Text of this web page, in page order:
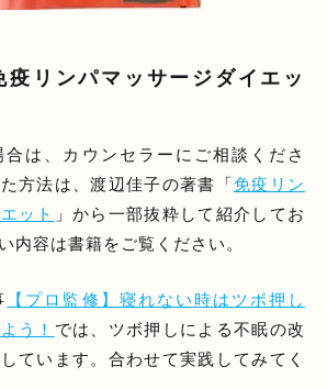
リンパマッサージダイエッ
は、カウンセラーにご相談くださ
方法は、渡辺佳子の著書「免疫リン
ット 」から一部抜粋して紹介してお
内容は書籍をご覧ください。
【プロ監修】寝れない時はツボ押し
う！ では、ツボ押しによる不眠の改
ています。合わせて実践してみてく